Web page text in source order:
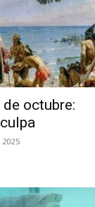
octubre: